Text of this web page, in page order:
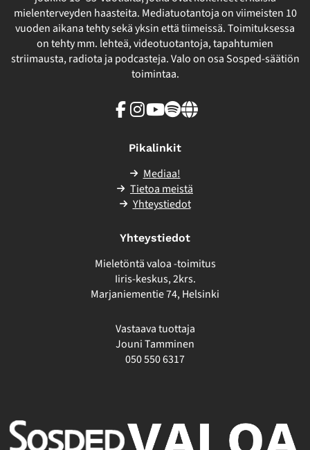
mielenterveyden haasteita. Mediatuotantoja on viimeisten 10
vuoden aikana tehty sekä yksin että tiimeissä. Toimituksessa
on tehty mm. lehteä, videotuotantoja, tapahtumien
striimausta, radiota ja podcasteja. Valo on osa Sosped-säätiön
toimintaa.
Facebook
Instagram
Youtube
SpotifyLinkki
Pikalinkit
Mediaa!
Tietoa meistä
Yhteystiedot
Yhteystiedot
Mieletöntä valoa -toimitus
Iiris-keskus, 2krs.
Marjaniementie 74, Helsinki
Vastaava tuottaja
Jouni Tamminen
050 550 6317